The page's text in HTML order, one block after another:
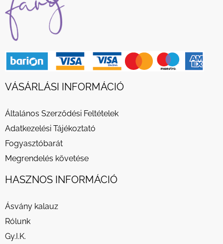
VÁSÁRLÁSI INFORMÁCIÓ
Általános Szerződési Feltételek
Adatkezelési Tájékoztató
Fogyasztóbarát
Megrendelés követése
HASZNOS INFORMÁCIÓ
Ásvány kalauz
Rólunk
Gy.I.K.